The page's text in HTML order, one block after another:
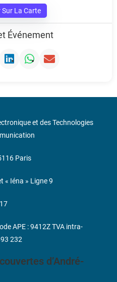
Sur La Carte
Événement
d’André-
et des Technologies
Paris
« Iéna » Ligne 9
APE : 9412Z TVA intra-
232